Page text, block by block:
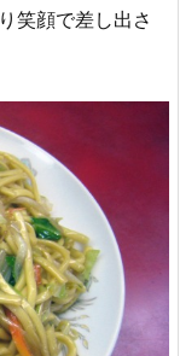
笑顔で差し出さ